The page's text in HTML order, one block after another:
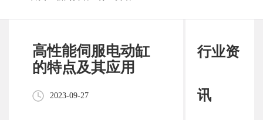
高性能伺服电动缸
的特点及其应用
2023-09-27
行业资
讯
您好，我是电缸小助手，很高兴为
您服务
常见问题